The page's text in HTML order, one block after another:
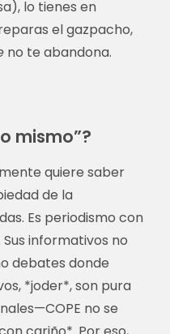
lo tienes en
el gazpacho,
no te abandona.
mismo”?
quiere saber
de la
Es periodismo con
informativos no
debates donde
*joder*, son pura
no se